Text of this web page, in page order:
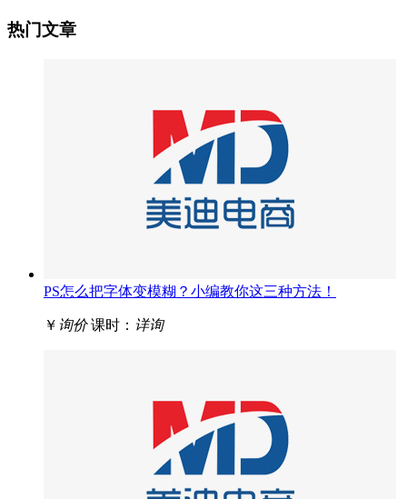
热门文章
PS怎么把字体变模糊？小编教你这三种方法！
￥ 询价 课时： 详询